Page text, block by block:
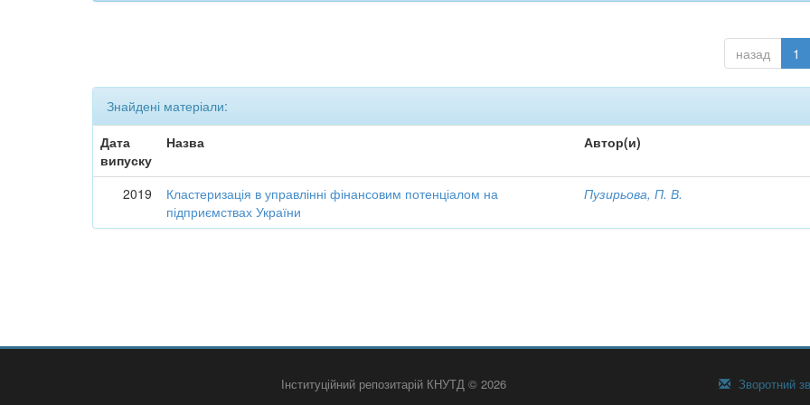
назад 1
Знайдені матеріали:
Дата
випуску
Назва Автор(и)
2019
Кластеризація в управлінні фінансовим потенціалом на
підприємствах України
Пузирьова, П. В.
Інституційний репозитарій КНУТД © 2026 Зворотний